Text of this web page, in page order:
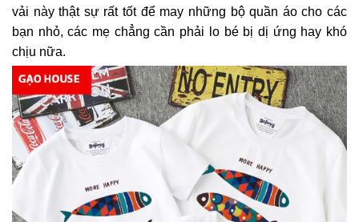
vải này thật sự rất tốt để may những bộ quần áo cho các
bạn nhỏ, các mẹ chẳng cần phải lo bé bị dị ứng hay khó
chịu nữa.